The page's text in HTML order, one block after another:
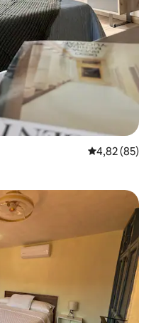
Средна
4,82 (85)